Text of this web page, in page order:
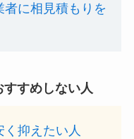
に相見積もりを
すめしない人
抑えたい人